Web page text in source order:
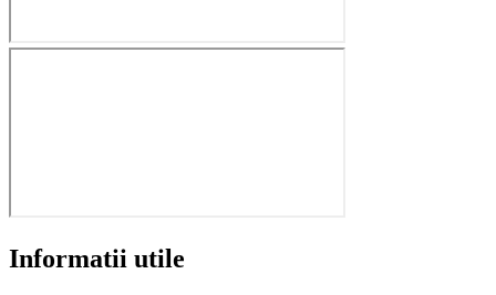
Informatii utile